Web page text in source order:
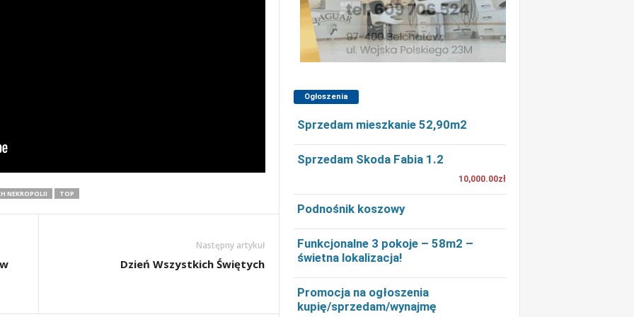
NEKROPOLII TOP
Następny artykuł
Dzień Wszystkich Świętych
Ogłoszenia
Sprzedam mieszkanie 52,90m2
Sprzedam Skoda Fabia 1.2
10,000.00zł
Podnośnik koszowy
Funkcjonalne 3 pokoje – 58m2 –
świetna lokalizacja!
Promocja na ogłoszenia
kupię/sprzedam/wynajmę